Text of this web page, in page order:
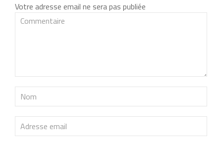
Votre adresse email ne sera pas publiée